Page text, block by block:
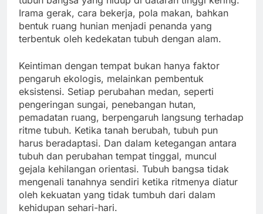
Irama gerak, cara bekerja, pola makan, bahkan
bentuk ruang hunian menjadi penanda yang
terbentuk oleh kedekatan tubuh dengan alam.
Keintiman dengan tempat bukan hanya faktor
pengaruh ekologis, melainkan pembentuk
eksistensi. Setiap perubahan medan, seperti
pengeringan sungai, penebangan hutan,
pemadatan ruang, berpengaruh langsung terhadap
ritme tubuh. Ketika tanah berubah, tubuh pun
harus beradaptasi. Dan dalam ketegangan antara
tubuh dan perubahan tempat tinggal, muncul
gejala kehilangan orientasi. Tubuh bangsa tidak
mengenali tanahnya sendiri ketika ritmenya diatur
oleh kekuatan yang tidak tumbuh dari dalam
kehidupan sehari-hari.